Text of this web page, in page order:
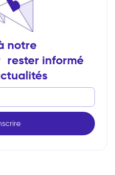
notre
rester informé